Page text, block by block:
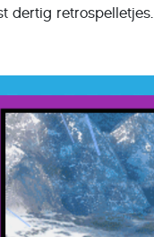
dertig retrospelletjes.